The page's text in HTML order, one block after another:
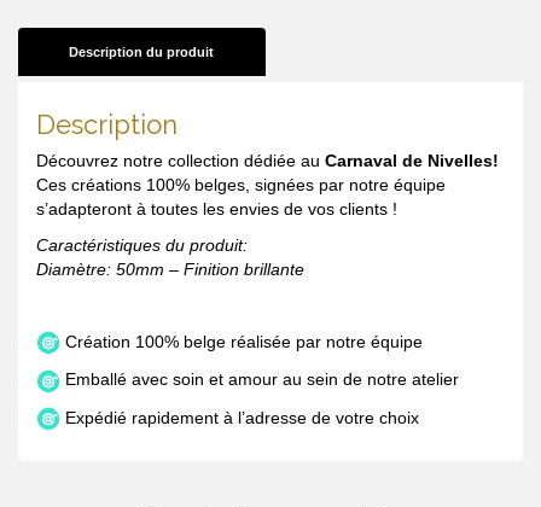
Description du produit
Description
Découvrez notre collection dédiée au Carnaval de Nivelles!
Ces créations 100% belges, signées par notre équipe
s’adapteront à toutes les envies de vos clients !
Caractéristiques du produit:
Diamètre: 50mm – Finition brillante
Création 100% belge réalisée par notre équipe
Emballé avec soin et amour au sein de notre atelier
Expédié rapidement à l’adresse de votre choix